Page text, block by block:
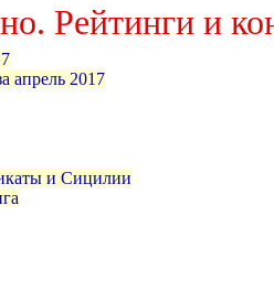
Рейтинги и
апрель 2017
и Сицилии